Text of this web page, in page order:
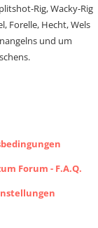
Rig, Wacky-Rig
Forelle, Hecht, Wels
und um
Forum - F.A.Q.